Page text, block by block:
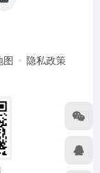
图 隐私政策